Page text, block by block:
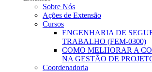
Sobre Nós
Ações de Extensão
Cursos
ENGENHARIA DE
TRABALHO (FEM-0300)
COMO MELHORAR A
NA GESTÃO DE
Coordenadoria